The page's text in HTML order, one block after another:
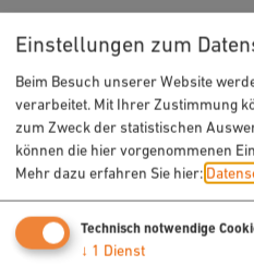
URLAUB & FREIZEIT
Einstellungen zum
Beim Besuch unserer Website
verarbeitet. Mit Ihrer Zustimmung
zum Zweck der statistischen
können die hier vorgenommenen
Mehr dazu erfahren Sie hier:
Technisch notwendige
↓ 1 Dienst